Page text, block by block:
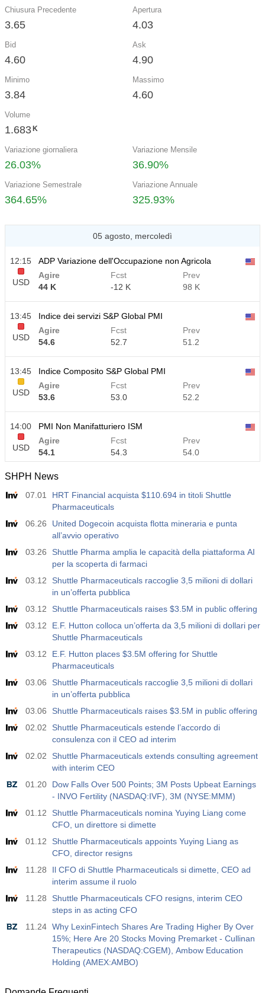
Chiusura Precedente
3.65
Apertura
4.03
Bid
4.60
Ask
4.90
Minimo
3.84
Massimo
4.60
Volume
1.683 K
Variazione giornaliera
26.03%
Variazione Mensile
36.90%
Variazione Semestrale
364.65%
Variazione Annuale
325.93%
05 agosto, mercoledì
12:15
USD
ADP Variazione dell'Occupazione non Agricola
Agire
44 K
Fcst
-12 K
Prev
98 K
13:45
USD
Indice dei servizi S&P Global PMI
Agire
54.6
Fcst
52.7
Prev
51.2
13:45
USD
Indice Composito S&P Global PMI
Agire
53.6
Fcst
53.0
Prev
52.2
14:00
USD
PMI Non Manifatturiero ISM
Agire
54.1
Fcst
54.3
Prev
54.0
14:00
ISM Occupazione Non Manifatturiero
Agire
47.4
Fcst
51.9
Prev
USD
Prezzi Pagati Non Manifatturieri ISM
Agire
70.3
Fcst
62.0
Prev
USD
Variazione delle Scorte di Petrolio Greggio EIA
Agire
Fcst
Prev
Cushing
Agire
2.356 M
Fcst
0.417 M
-0.771 M
20:05
USD
Discorso del Governatore della Fed Cook
Agire
Fcst Prev
SHPH News
07.01
HRT Financial acquista $110.694 in titoli Shuttle
Pharmaceuticals
06.26
United Dogecoin acquista flotta mineraria e punta
all’avvio operativo
03.26
Shuttle Pharma amplia le capacità della piattaforma AI
per la scoperta di farmaci
03.12
Shuttle Pharmaceuticals raccoglie 3,5 milioni di dollari
in un’offerta pubblica
03.12
Shuttle Pharmaceuticals raises $3.5M in public offering
03.12
E.F. Hutton colloca un’offerta da 3,5 milioni di dollari per
Shuttle Pharmaceuticals
03.12
E.F. Hutton places $3.5M offering for Shuttle
Pharmaceuticals
03.06
Shuttle Pharmaceuticals raccoglie 3,5 milioni di dollari
in un’offerta pubblica
03.06
Shuttle Pharmaceuticals raises $3.5M in public offering
02.02
Shuttle Pharmaceuticals estende l’accordo di
consulenza con il CEO ad interim
02.02
Shuttle Pharmaceuticals extends consulting agreement
with interim CEO
01.20
Dow Falls Over 500 Points; 3M Posts Upbeat Earnings
- INVO Fertility (NASDAQ:IVF), 3M (NYSE:MMM)
01.12
Shuttle Pharmaceuticals nomina Yuying Liang come
CFO, un direttore si dimette
01.12
Shuttle Pharmaceuticals appoints Yuying Liang as
CFO, director resigns
11.28
Il CFO di Shuttle Pharmaceuticals si dimette, CEO ad
interim assume il ruolo
11.28
Shuttle Pharmaceuticals CFO resigns, interim CEO
steps in as acting CFO
11.24 Why LexinFintech Shares Are Trading Higher By Over
15%; Here Are 20 Stocks Moving Premarket - Cullinan
Therapeutics (NASDAQ:CGEM), Ambow Education
Holding (AMEX:AMBO)